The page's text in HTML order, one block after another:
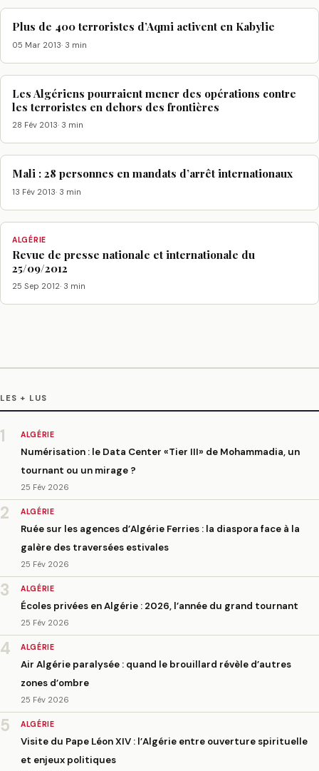
Plus de 400 terroristes d’Aqmi activent en Kabylie
05 Mar 2013· 3 min
Les Algériens pourraient mener des opérations contre
les terroristes en dehors des frontières
28 Fév 2013· 3 min
Mali : 28 personnes en mandats d’arrêt internationaux
13 Fév 2013· 3 min
ALGÉRIE
Revue de presse nationale et internationale du
25/09/2012
25 Sep 2012· 3 min
LES + LUS
1 ALGÉRIE
Numérisation : le Data Center «Tier III» de Mohammadia, un
tournant ou un mirage ?
25 Fév 2026
2 ALGÉRIE
Ruée sur les agences d’Algérie Ferries : la diaspora face à la
galère des traversées estivales
25 Fév 2026
3 ALGÉRIE
Écoles privées en Algérie : 2026, l’année du grand tournant
25 Fév 2026
4 ALGÉRIE
Air Algérie paralysée : quand le brouillard révèle d’autres
zones d’ombre
25 Fév 2026
5 ALGÉRIE
Visite du Pape Léon XIV : l’Algérie entre ouverture spirituelle
et enjeux politiques